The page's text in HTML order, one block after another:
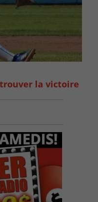
la victoire